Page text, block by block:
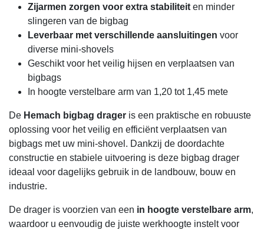
Zijarmen zorgen voor extra stabiliteit en minder
slingeren van de bigbag
Leverbaar met verschillende aansluitingenvoor
diverse mini-shovels
Geschikt voor het veilig hijsen en verplaatsen van
bigbags
In hoogte verstelbare arm van 1,20 tot 1,45 mete
De Hemach bigbag drageris een praktische en
robuuste oplossing voor het veilig en efficiënt
verplaatsen van bigbags met uw mini-shovel. Dankzij
de doordachte constructie en stabiele uitvoering is
deze bigbag drager ideaal voor dagelijks gebruik in de
landbouw, bouw en industrie.
De drager is voorzien van een in hoogte verstelbare
arm, waardoor u eenvoudig de juiste werkhoogte